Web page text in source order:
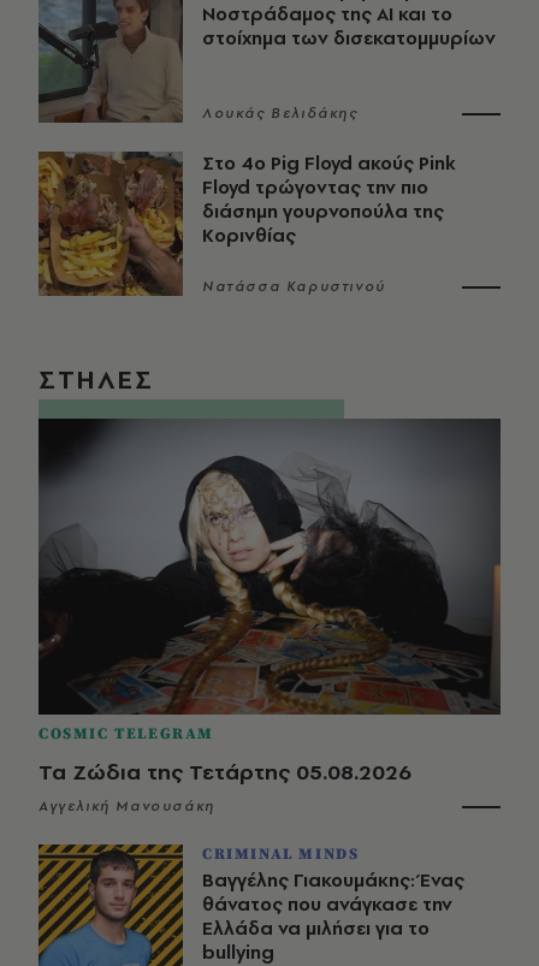
Νοστράδαμος της AI και το
στοίχημα των δισεκατομμυρίων
Λουκάς Βελιδάκης
Στο 4ο Pig Floyd ακούς Pink
Floyd τρώγοντας την πιο
διάσημη γουρνοπούλα της
Κορινθίας
Νατάσσα Καρυστινού
ΣΤΗΛΕΣ
COSMIC TELEGRAM
Τα Ζώδια της Τετάρτης 05.08.2026
Αγγελική Μανουσάκη
CRIMINAL MINDS
Βαγγέλης Γιακουμάκης: Ένας
θάνατος που ανάγκασε την
Ελλάδα να μιλήσει για το
bullying